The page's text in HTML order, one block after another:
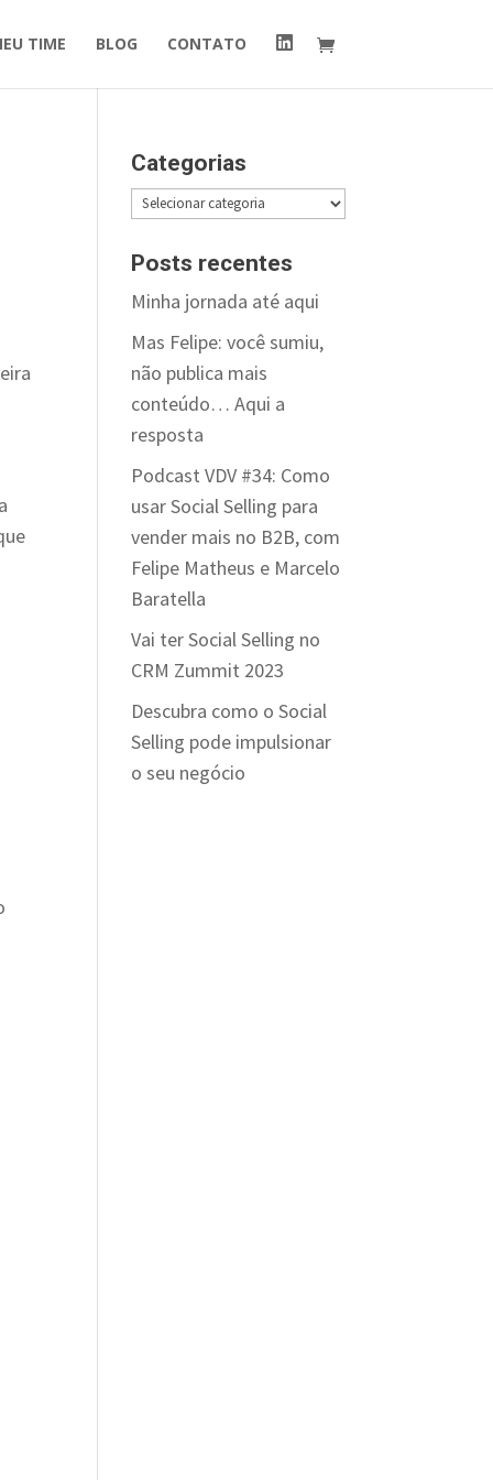
TIME BLOG CONTATO I
t
m
Categorias
Categorias
Posts recentes
Minha jornada até aqui
Mas Felipe: você sumiu,
não publica mais
conteúdo… Aqui a
resposta
Podcast VDV #34: Como
usar Social Selling para
vender mais no B2B, com
Felipe Matheus e Marcelo
Baratella
Vai ter Social Selling no
CRM Zummit 2023
Descubra como o Social
Selling pode impulsionar
o seu negócio